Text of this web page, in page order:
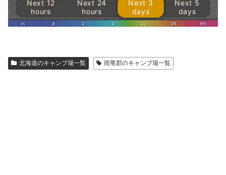
北海道のキャンプ場一覧 雨竜郡のキャンプ場一覧